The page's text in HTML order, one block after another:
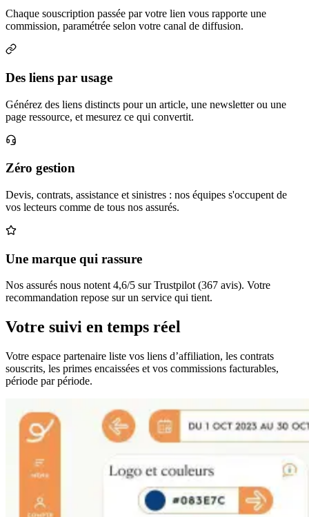
Chaque souscription passée par votre lien vous rapporte une
commission, paramétrée selon votre canal de diffusion.
Des liens par usage
Générez des liens distincts pour un article, une newsletter ou une
page ressource, et mesurez ce qui convertit.
Zéro gestion
Devis, contrats, assistance et sinistres : nos équipes s'occupent de
vos lecteurs comme de tous nos assurés.
Une marque qui rassure
Nos assurés nous notent 4,6/5 sur Trustpilot (367 avis). Votre
recommandation repose sur un service qui tient.
Votre suivi en temps réel
Votre espace partenaire liste vos liens d’affiliation, les contrats
souscrits, les primes encaissées et vos commissions facturables,
période par période.